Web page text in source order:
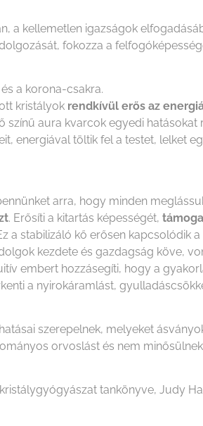
kellemetlen igazságok
fokozza a
a korona-csakra.
kristályok rendkívül erős az
aura kvarcok egyedi hatásokat
energiával töltik fel a testet, lelket
arra, hogy minden
. Erősíti a kitartás képességét,
a stabilizáló kő erősen kapcsolódik
kezdete és gazdagság köve,
embert hozzásegíti, hogy a
a nyirokáramlást,
szerepelnek, melyeket
orvoslást és nem
tankönyve, Judy